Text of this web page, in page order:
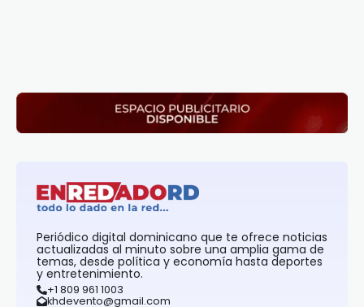
Periódico digital dominicano que te ofrece noticias
actualizadas al minuto sobre una amplia gama de
temas, desde política y economía hasta deportes
y entretenimiento.
+1 809 961 1003
khdevento@gmail.com